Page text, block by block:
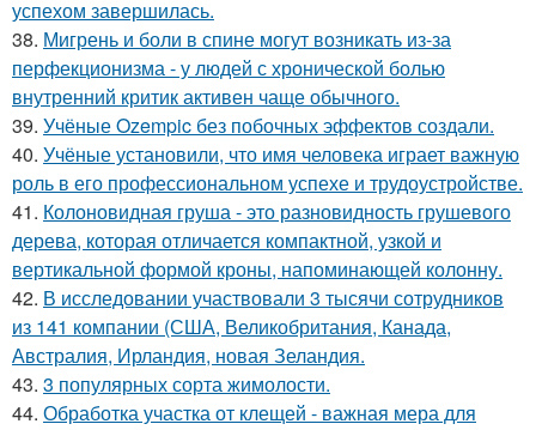
успехом завершилась.
38. Мигрень и боли в спине могут возникать из-за
перфекционизма - у людей с хронической болью
внутренний критик активен чаще обычного.
39. Учёные Ozempic без побочных эффектов создали.
40. Учёные установили, что имя человека играет важную
роль в его профессиональном успехе и трудоустройстве.
41. Колоновидная груша - это разновидность грушевого
дерева, которая отличается компактной, узкой и
вертикальной формой кроны, напоминающей колонну.
42. В исследовании участвовали 3 тысячи сотрудников
из 141 компании (США, Великобритания, Канада,
Австралия, Ирландия, новая Зеландия.
43. 3 популярных сорта жимолости.
44. Обработка участка от клещей - важная мера для